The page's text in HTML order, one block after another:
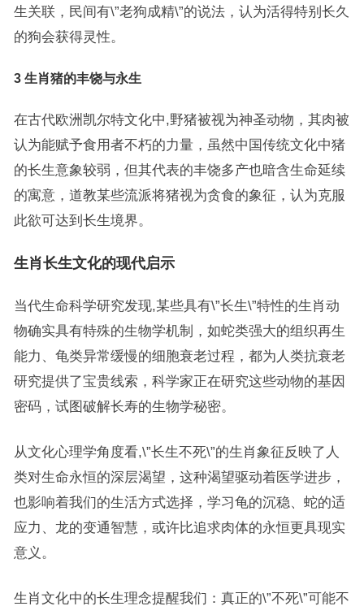
生关联，民间有\”老狗成精\”的说法，认为活得特别长久
的狗会获得灵性。
3 生肖猪的丰饶与永生
在古代欧洲凯尔特文化中,野猪被视为神圣动物，其肉被
认为能赋予食用者不朽的力量，虽然中国传统文化中猪
的长生意象较弱，但其代表的丰饶多产也暗含生命延续
的寓意，道教某些流派将猪视为贪食的象征，认为克服
此欲可达到长生境界。
生肖长生文化的现代启示
当代生命科学研究发现,某些具有\”长生\”特性的生肖动
物确实具有特殊的生物学机制，如蛇类强大的组织再生
能力、龟类异常缓慢的细胞衰老过程，都为人类抗衰老
研究提供了宝贵线索，科学家正在研究这些动物的基因
密码，试图破解长寿的生物学秘密。
从文化心理学角度看,\”长生不死\”的生肖象征反映了人
类对生命永恒的深层渴望，这种渴望驱动着医学进步，
也影响着我们的生活方式选择，学习龟的沉稳、蛇的适
应力、龙的变通智慧，或许比追求肉体的永恒更具现实
意义。
生肖文化中的长生理念提醒我们：真正的\”不死\”可能不